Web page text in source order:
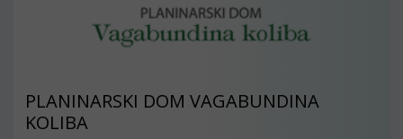
PLANINARSKI DOM VAGABUNDINA
KOLIBA